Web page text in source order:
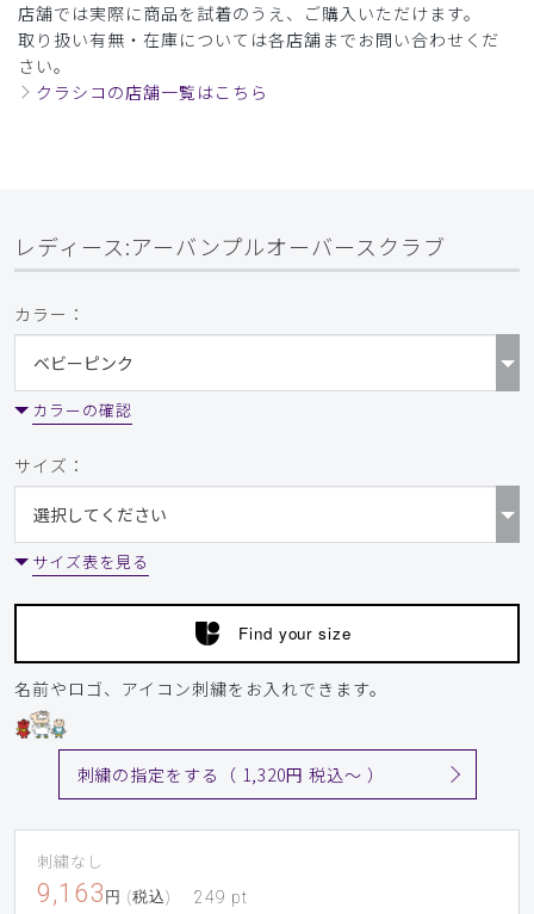
店舗では実際に商品を試着のうえ、ご購入いただけます。
取り扱い有無・在庫については各店舗までお問い合わせくだ
さい。
クラシコの店舗一覧はこちら
レディース:アーバンプルオーバースクラブ
カラー：
カラーの確認
サイズ：
サイズ表を見る
Find your size
名前やロゴ、アイコン刺繍をお入れできます。
刺繍の指定をする（ 1,320円 税込〜 ）
刺繍なし
9,163 円 (税込) 249 pt